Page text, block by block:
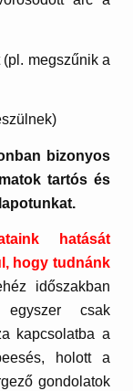
megszűnik a
bizonyos
tartós és
hatását
hogy tudnánk
időszakban
egyszer csak
kapcsolatba a
holott a
gondolatok